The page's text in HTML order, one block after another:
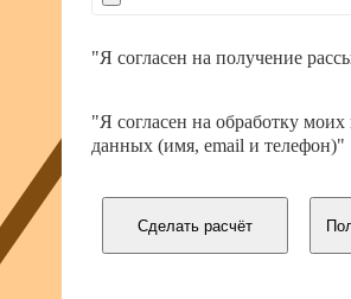
"Я согласен на получение
"Я согласен на обработку
данных (имя, email и телефон)"
Сделать расчёт